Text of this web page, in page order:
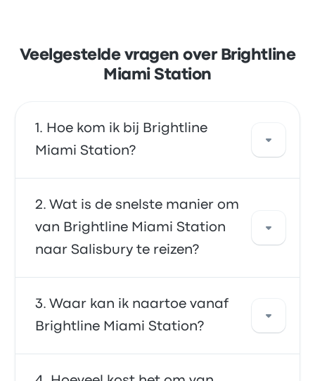
Veelgestelde vragen over Brightline
Miami Station
Hoe kom ik bij Brightline
Miami Station?
Je kunt de bus of de trein nemen, die je
rechtstreeks naar je bestemming brengt. Of
je kunt een taxi nemen of ridesharing-service
gebruiken.
Wat is de snelste manier om
van Brightline Miami Station
naar Salisbury te reizen?
De snelste manier om van en naar Brightline
Miami Station te reizen is met de bus, die
rechtstreeks naar je bestemming reist. De
bussen is vaak betaalbaar, betrouwbaar en
Waar kan ik naartoe vanaf
Brightline Miami Station?
Vanaf Brightline Miami Station kun je naar